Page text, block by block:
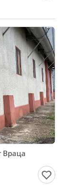
Враца